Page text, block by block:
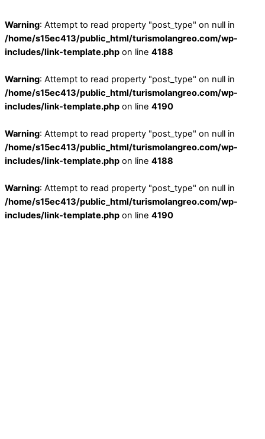
Warning: Attempt to read property "post_type" on null in
/home/s15ec413/public_html/turismolangreo.com/wp-
includes/link-template.php on line 4188
Warning: Attempt to read property "post_type" on null in
/home/s15ec413/public_html/turismolangreo.com/wp-
includes/link-template.php on line 4190
Warning: Attempt to read property "post_type" on null in
/home/s15ec413/public_html/turismolangreo.com/wp-
includes/link-template.php on line 4188
Warning: Attempt to read property "post_type" on null in
/home/s15ec413/public_html/turismolangreo.com/wp-
includes/link-template.php on line 4190